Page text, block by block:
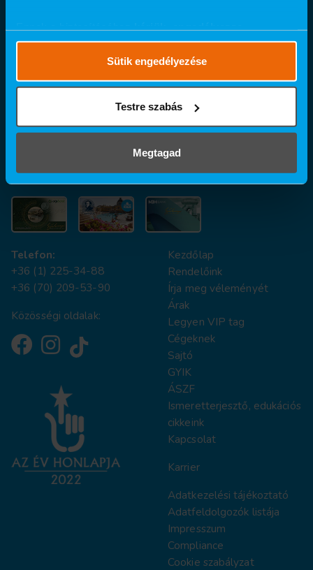
számunkra a mérések használatát. Részletes cookie
Sütik engedélyezése
Testre szabás
Megtagad
1134 Budapest, Váci út 23-27.
1095 Budapest, Soroksári út 44.
Szeged
6000 Kecskemét, Kölcsey utca 7/A
A dentálhigiéniai kezeléseket nálunk SZÉP kártyával is
fizetheti!
Telefon:
+36 (1) 225-34-88
+36 (70) 209-53-90
Közösségi oldalak:
Kezdőlap
Rendelőink
Írja meg véleményét
Árak
Legyen VIP tag
Cégeknek
Sajtó
GYIK
ÁSZF
Ismeretterjesztő, edukációs
cikkeink
Kapcsolat
Karrier
Adatkezelési tájékoztató
Adatfeldolgozók listája
Impresszum
Compliance
Cookie szabályzat